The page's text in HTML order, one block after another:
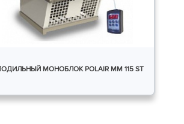
МОНОБЛОК POLAIR MM 115 ST